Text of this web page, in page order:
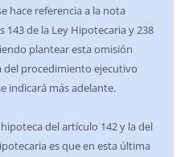
hace referencia a la nota
143 de la Ley Hipotecaria y 238
plantear esta omisión
del procedimiento ejecutivo
indicará más adelante.
del artículo 142 y la del
es que en esta última